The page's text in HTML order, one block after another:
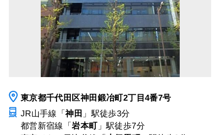
東京都千代田区神田鍛冶町2丁目4番7号
JR山手線「神田 」駅徒歩3分
都営新宿線「岩本町」駅徒歩7分